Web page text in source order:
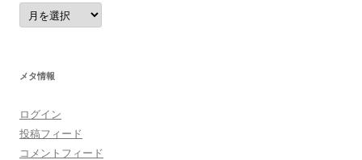
ア
ー
カ
メタ情報
ログイン
投稿フィード
コメントフィード